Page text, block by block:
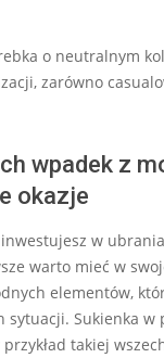
o neutralnym
zarówno
wpadek z
okazje
w
warto mieć w
elementów,
sytuacji. Sukienka w
przykład takiej